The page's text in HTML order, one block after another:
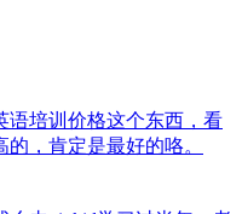
语培训价格这个东西，看
，肯定是最好的咯。